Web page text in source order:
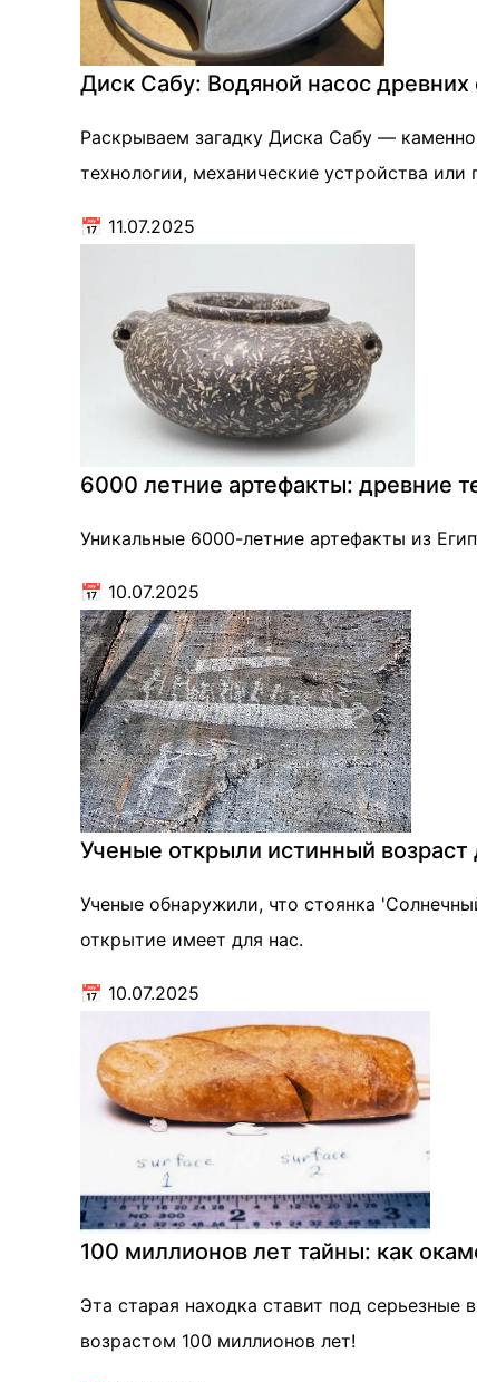
Диск Сабу: Водяной насос древних
Раскрываем загадку Диска Сабу —
технологии, механические устройства или
📅 11.07.2025
6000 летние артефакты: древние
Уникальные 6000-летние артефакты из
📅 10.07.2025
Ученые открыли истинный возраст
Ученые обнаружили, что стоянка
открытие имеет для нас.
📅 10.07.2025
100 миллионов лет тайны: как
Эта старая находка ставит под
возрастом 100 миллионов лет!